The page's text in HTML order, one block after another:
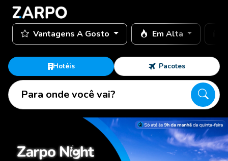
Vantagens A Gosto Em Alta
Hotéis Pacotes
Para onde você vai?